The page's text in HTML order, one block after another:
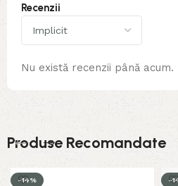
Recenzii
Nu există recenzii până acum.
Produse Recomandate
-14% -